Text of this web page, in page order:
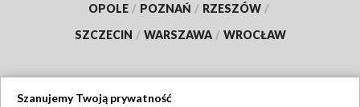
OPOLE / POZNAŃ / RZESZÓW /
SZCZECIN / WARSZAWA / WROCŁAW
Szanujemy Twoją prywatność